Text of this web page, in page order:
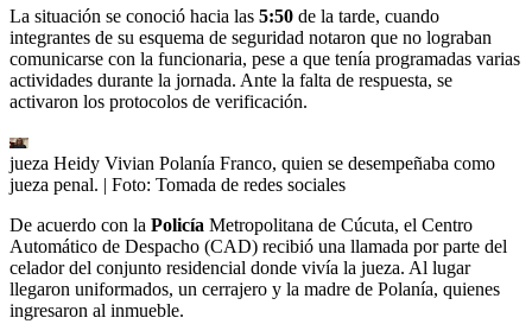
La situación se conoció hacia las 5:50 de la tarde, cuando
integrantes de su esquema de seguridad notaron que no lograban
comunicarse con la funcionaria, pese a que tenía programadas varias
actividades durante la jornada. Ante la falta de respuesta, se
activaron los protocolos de verificación.
jueza Heidy Vivian Polanía Franco, quien se desempeñaba como
jueza penal. | Foto: Tomada de redes sociales
De acuerdo con la Policía Metropolitana de Cúcuta, el Centro
Automático de Despacho (CAD) recibió una llamada por parte del
celador del conjunto residencial donde vivía la jueza. Al lugar
llegaron uniformados, un cerrajero y la madre de Polanía, quienes
ingresaron al inmueble.